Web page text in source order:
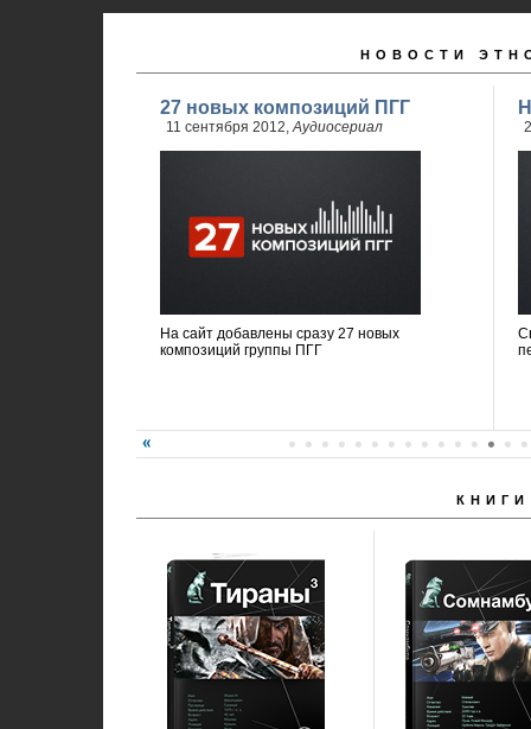
НОВОСТИ
27 новых композиций ПГГ
11 сентября 2012,Аудиосериал
На сайт добавлены сразу 27 новых
композиций группы ПГГ
КНИГИ